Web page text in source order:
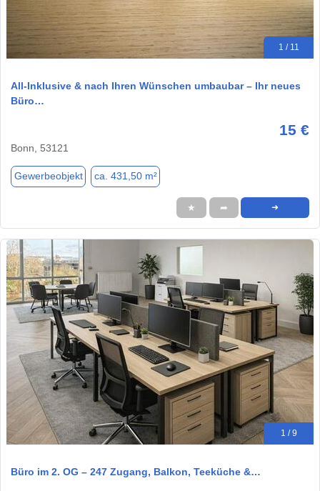
1 / 11
All-Inklusive & nach Ihren Wünschen umbaubar – Ihr neues
Büro…
15 €
Bonn, 53121
Gewerbeobjekt ca. 431,50 m²
★ ➦ ➜
1 / 9
Büro im 2. OG – 247 Zugang, Balkon, Teeküche &…